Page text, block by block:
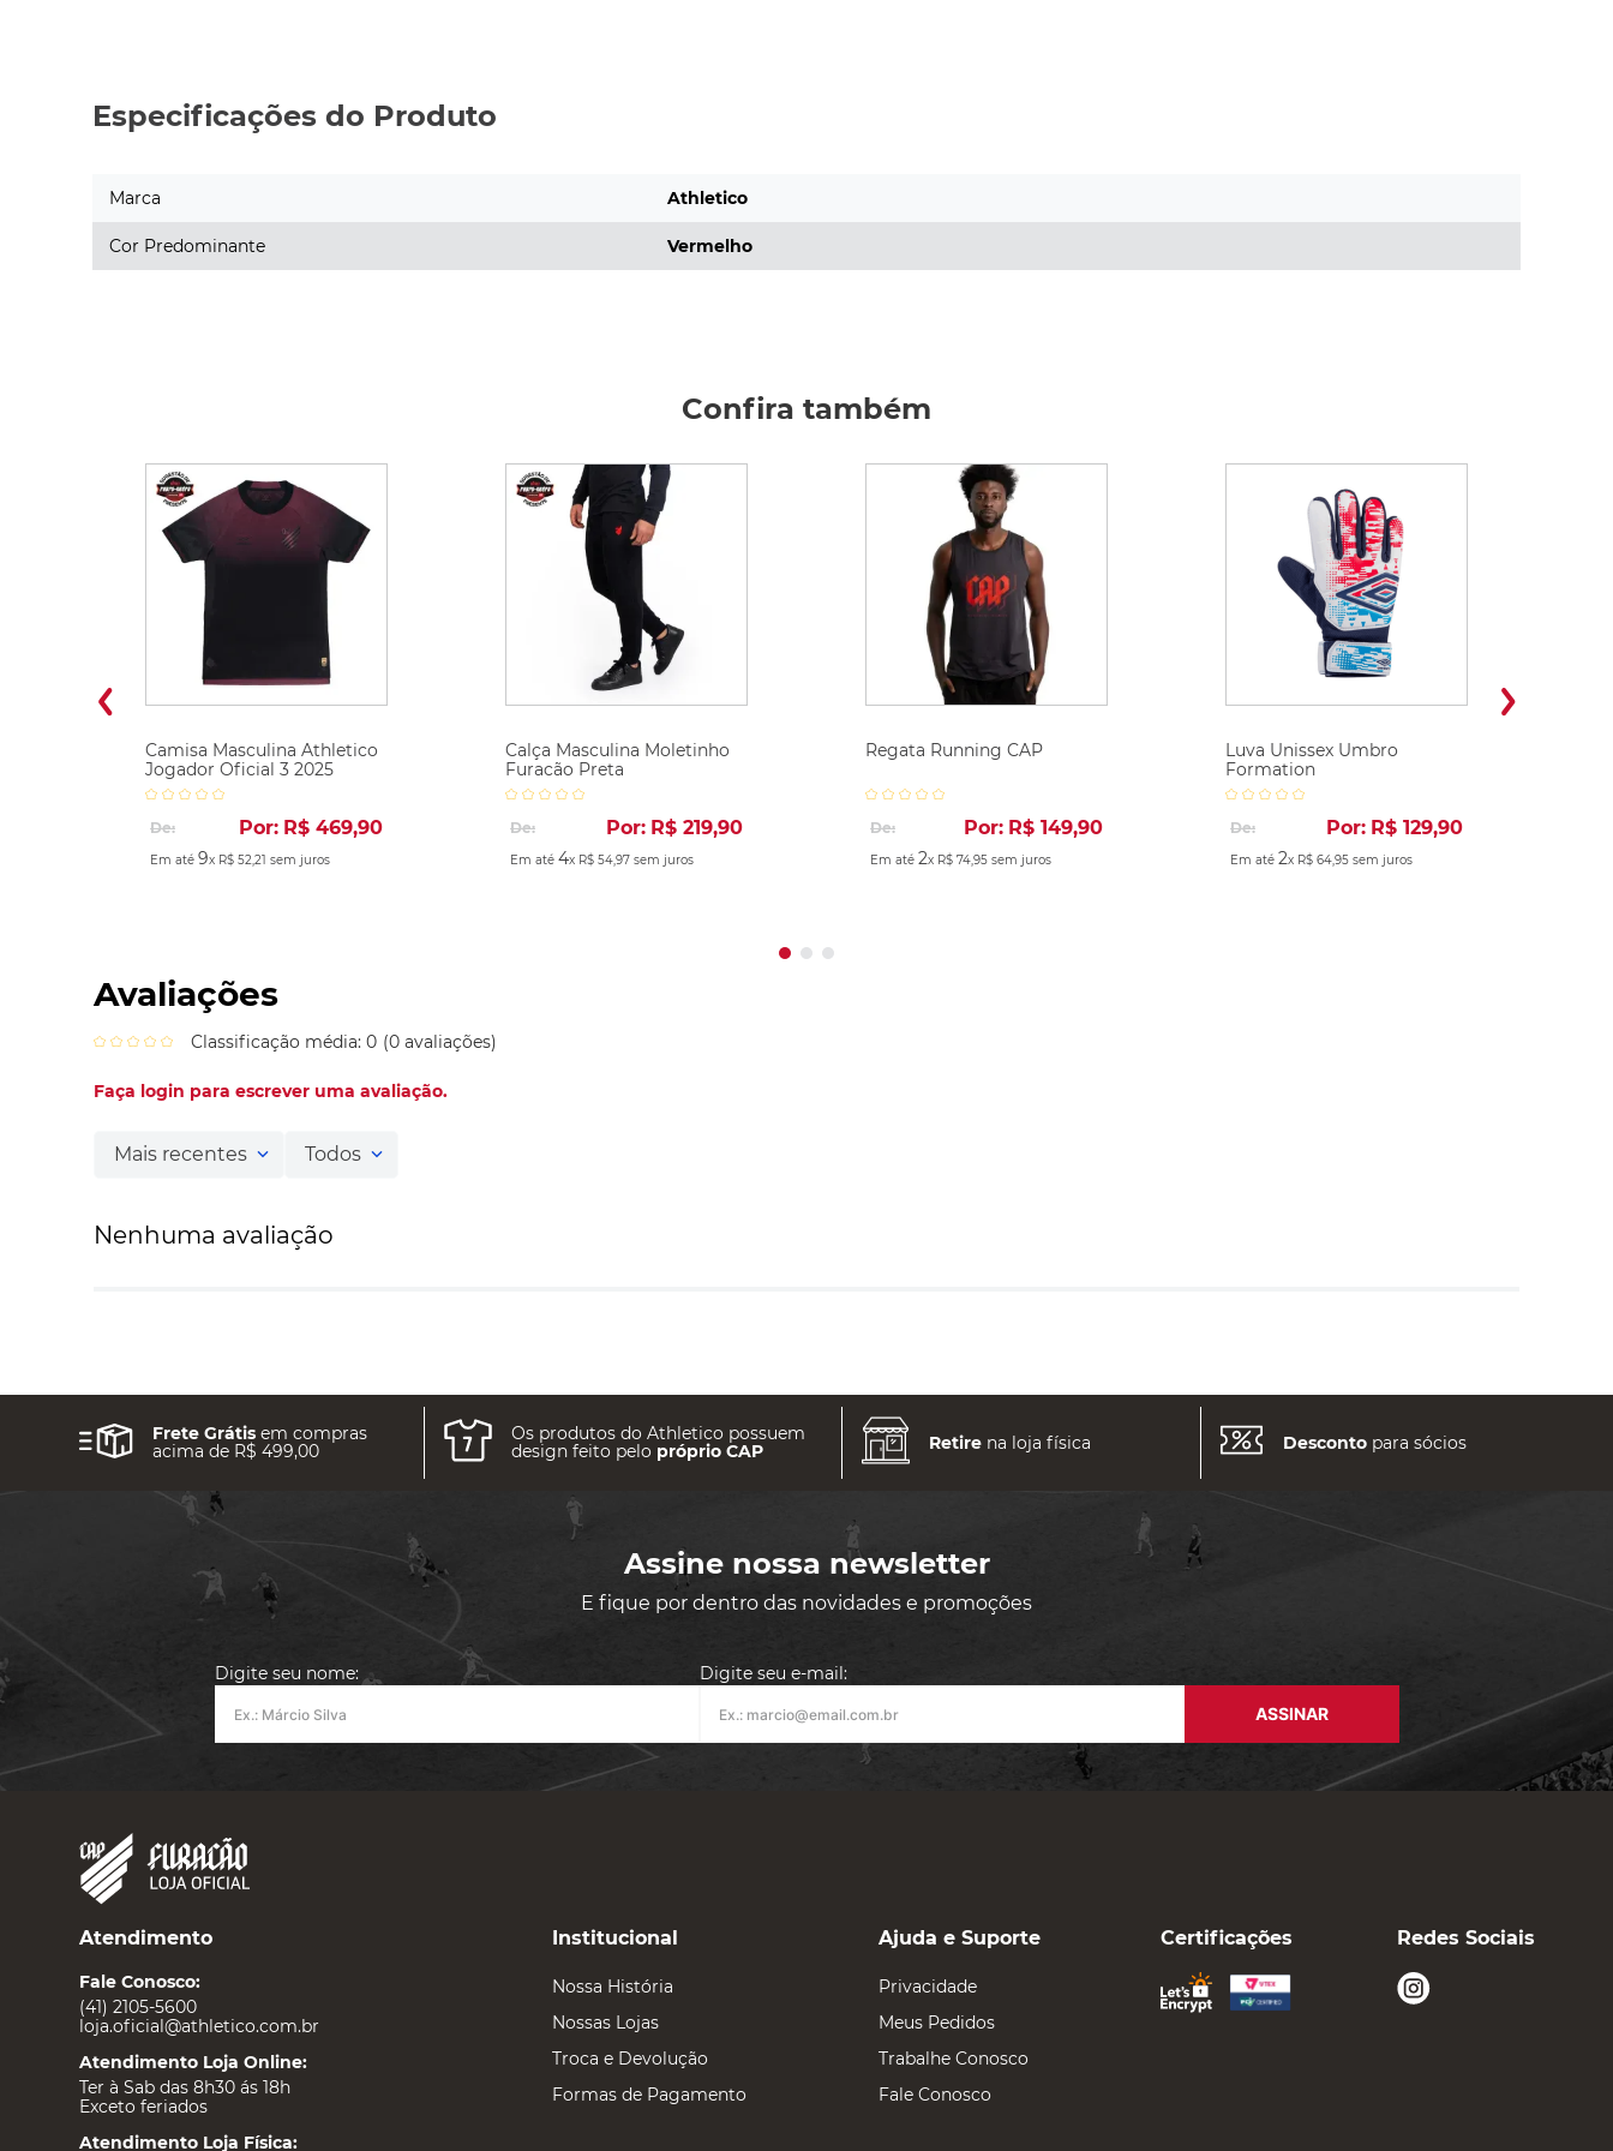
Especificações do Produto
Marca Athletico
Cor Predominante Vermelho
Confira também
Camisa Masculina Athletico
Jogador Oficial 3 2025
De: Por: R$ 469,90
Em até 9x R$ 52,21 sem juros
Calça Masculina Moletinho
Furacão Preta
De: Por: R$ 219,90
Em até 4x R$ 54,97 sem juros
Regata Running CAP
De: Por: R$ 149,90
Em até 2x R$ 74,95 sem juros
Luva Unissex Umbro
Formation
De: Por: R$ 129,90
Em até 2x R$ 64,95 sem juros
Avaliações
Classificação média: 0 (0 avaliações)
Faça login para escrever uma avaliação.
Mais recentes Todos
Nenhuma avaliação
Frete Grátisem compras
acima de R$ 499,00
Os produtos do Athletico possuem
design feito pelo próprio CAP Retirena loja física Descontopara sócios
Assine nossa newsletter
E fique por dentro das novidades e promoções
Digite seu nome: Digite seu e-mail:
ASSINAR
Atendimento
Fale Conosco:
(41) 2105-5600
loja.oficial@athletico.com.br
Atendimento Loja Online:
Ter à Sab das 8h30 ás 18h
Exceto feriados
Atendimento Loja Física:
Institucional
Nossa História
Nossas Lojas
Troca e Devolução
Formas de Pagamento
Ajuda e Suporte
Privacidade
Meus Pedidos
Trabalhe Conosco
Fale Conosco
Certificações Redes Sociais